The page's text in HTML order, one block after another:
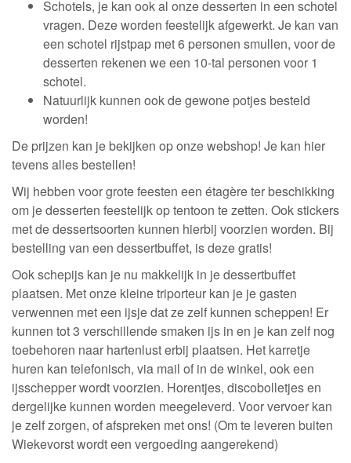
Schotels, je kan ook al onze desserten in een schotel
vragen. Deze worden feestelijk afgewerkt. Je kan van
een schotel rijstpap met 6 personen smullen, voor de
desserten rekenen we een 10-tal personen voor 1
schotel.
Natuurlijk kunnen ook de gewone potjes besteld
worden!
De prijzen kan je bekijken op onze webshop! Je kan hier
tevens alles bestellen!
Wij hebben voor grote feesten een étagère ter beschikking
om je desserten feestelijk op tentoon te zetten. Ook stickers
met de dessertsoorten kunnen hierbij voorzien worden. Bij
bestelling van een dessertbuffet, is deze gratis!
Ook schepijs kan je nu makkelijk in je dessertbuffet
plaatsen. Met onze kleine triporteur kan je je gasten
verwennen met een ijsje dat ze zelf kunnen scheppen! Er
kunnen tot 3 verschillende smaken ijs in en je kan zelf nog
toebehoren naar hartenlust erbij plaatsen. Het karretje
huren kan telefonisch, via mail of in de winkel, ook een
ijsschepper wordt voorzien. Horentjes, discobolletjes en
dergelijke kunnen worden meegeleverd. Voor vervoer kan
je zelf zorgen, of afspreken met ons! (Om te leveren buiten
Wiekevorst wordt een vergoeding aangerekend)